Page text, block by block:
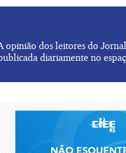
opinião dos leitores do
diariamente no